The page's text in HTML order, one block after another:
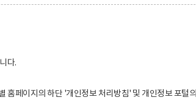
다.
홈페이지의 하단 '개인정보 처리방침' 및 개인정보 포털의